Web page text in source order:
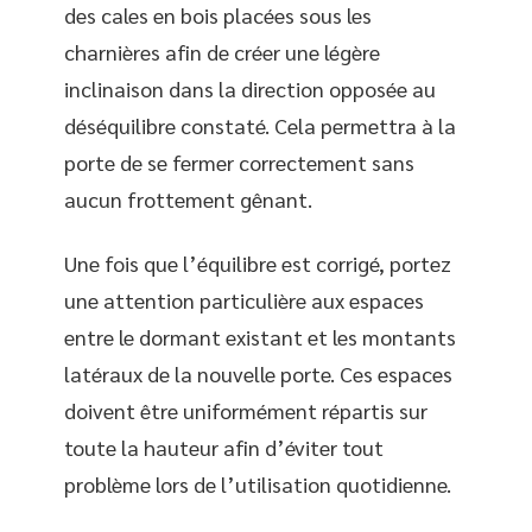
des cales en bois placées sous les
charnières afin de créer une légère
inclinaison dans la direction opposée au
déséquilibre constaté. Cela permettra à la
porte de se fermer correctement sans
aucun frottement gênant.
Une fois que l’équilibre est corrigé, portez
une attention particulière aux espaces
entre le dormant existant et les montants
latéraux de la nouvelle porte. Ces espaces
doivent être uniformément répartis sur
toute la hauteur afin d’éviter tout
problème lors de l’utilisation quotidienne.